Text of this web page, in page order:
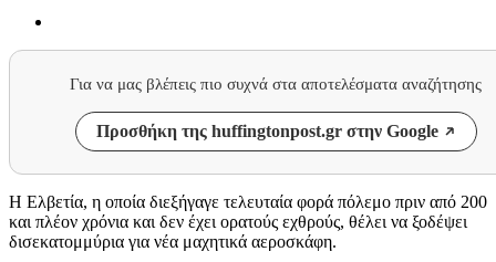
Για να μας βλέπεις πιο συχνά στα αποτελέσματα αναζήτησης
Προσθήκη της huffingtonpost.gr στην Google
Η Ελβετία, η οποία διεξήγαγε τελευταία φορά πόλεμο πριν από 200
και πλέον χρόνια και δεν έχει ορατούς εχθρούς, θέλει να ξοδέψει
δισεκατομμύρια για νέα μαχητικά αεροσκάφη.